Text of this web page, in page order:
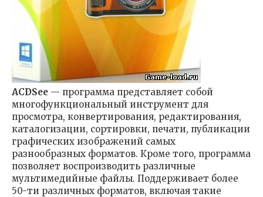
ACDSee — программа представляет собой
многофункциональный инструмент для
просмотра, конвертирования, редактирования,
каталогизации, сортировки, печати, публикации
графических изображений самых
разнообразных форматов. Кроме того, программа
позволяет воспроизводить различные
мультимедийные файлы. Поддерживает более
50-ти различных форматов, включая такие